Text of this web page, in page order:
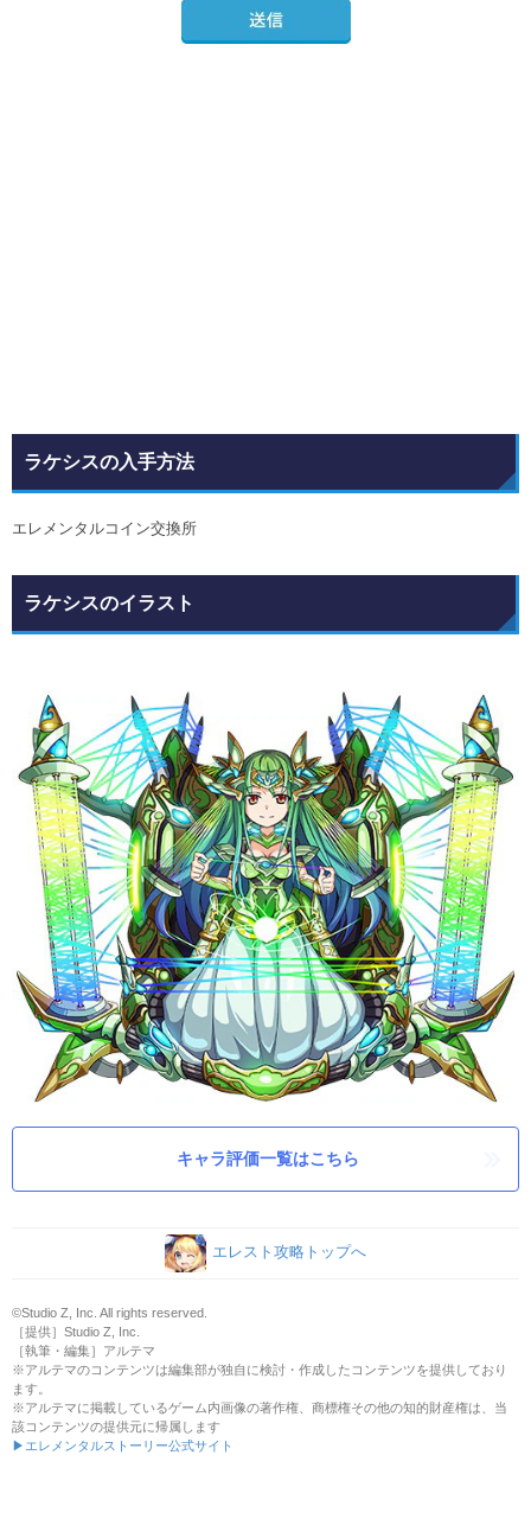
ラケシスの入手方法
エレメンタルコイン交換所
ラケシスのイラスト
キャラ評価一覧はこちら
エレスト攻略トップへ
©Studio Z, Inc. All rights reserved.
［提供］Studio Z, Inc.
［執筆・編集］アルテマ
※アルテマのコンテンツは編集部が独自に検討・作成したコンテンツを提供しており
ます。
※アルテマに掲載しているゲーム内画像の著作権、商標権その他の知的財産権は、当
該コンテンツの提供元に帰属します
▶エレメンタルストーリー公式サイト